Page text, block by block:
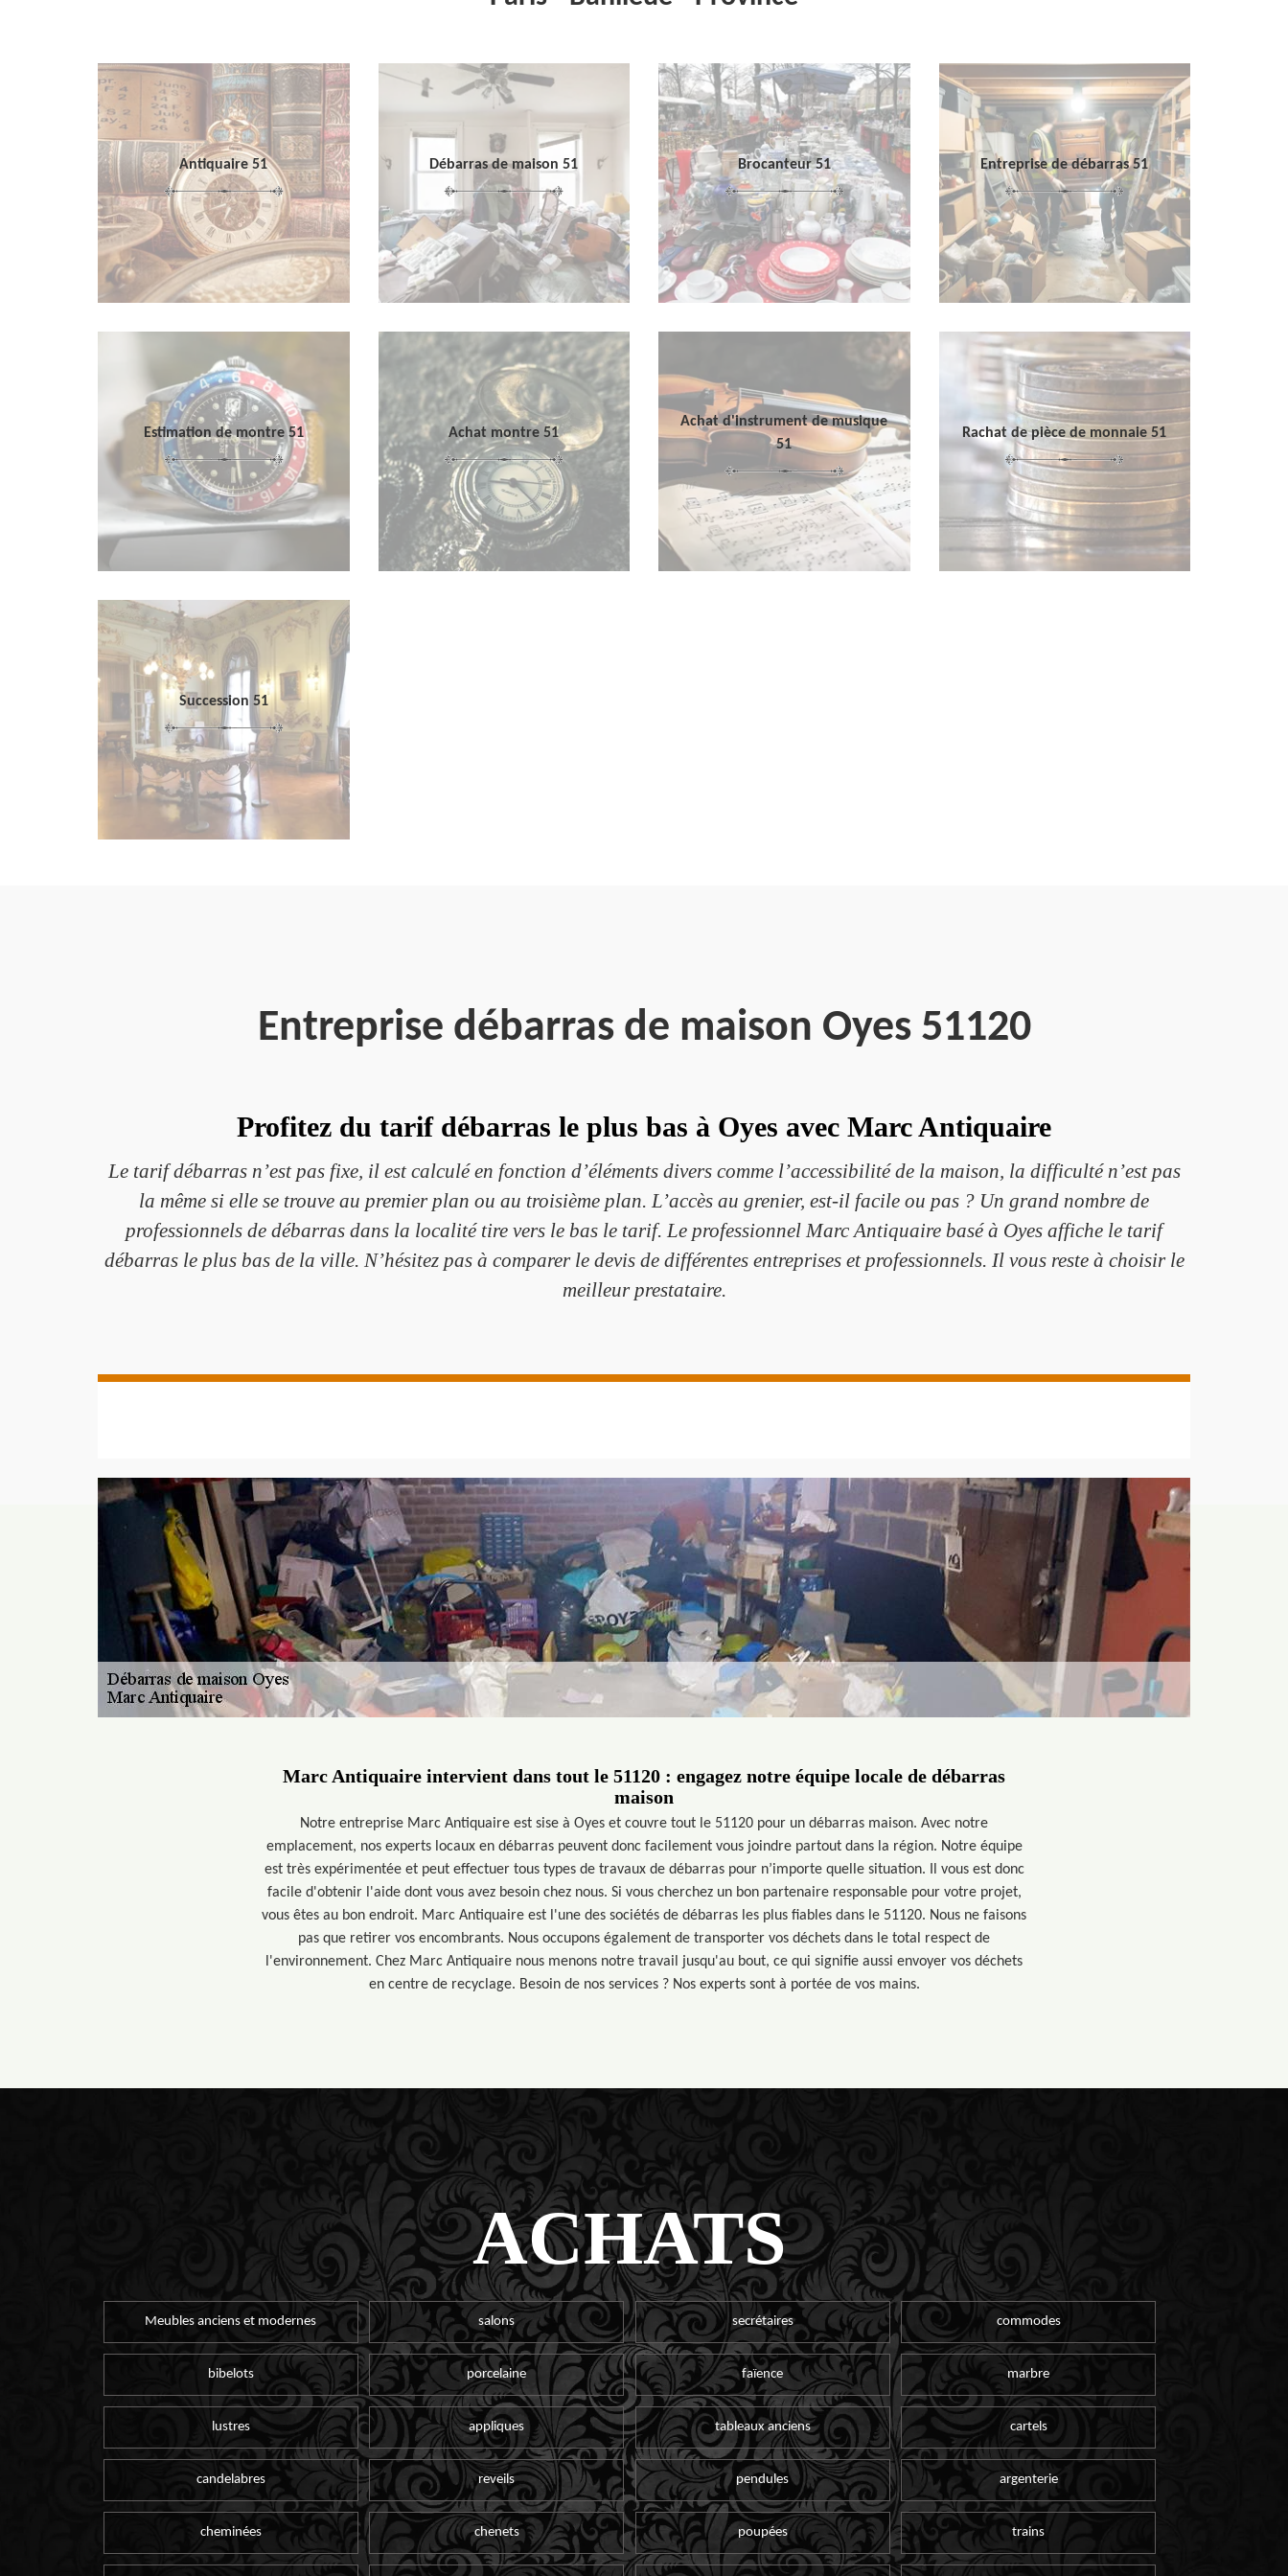
Antiquaire 51 Débarras de maison 51 Brocanteur 51 Entreprise de débarras 51
Estimation de montre 51 Achat montre 51
Achat d'instrument de musique
51
Rachat de pièce de monnaie 51
Succession 51
Entreprise débarras de maison Oyes 51120
Profitez du tarif débarras le plus bas à Oyes avec Marc Antiquaire
Le tarif débarras n’est pas fixe, il est calculé en fonction d’éléments divers comme l’accessibilité de la maison, la difficulté n’est pas
la même si elle se trouve au premier plan ou au troisième plan. L’accès au grenier, est-il facile ou pas ? Un grand nombre de
professionnels de débarras dans la localité tire vers le bas le tarif. Le professionnel Marc Antiquaire basé à Oyes affiche le tarif
débarras le plus bas de la ville. N’hésitez pas à comparer le devis de différentes entreprises et professionnels. Il vous reste à choisir le
meilleur prestataire.
Marc Antiquaire intervient dans tout le 51120 : engagez notre équipe locale de débarras
maison
Notre entreprise Marc Antiquaire est sise à Oyes et couvre tout le 51120 pour un débarras maison. Avec notre
emplacement, nos experts locaux en débarras peuvent donc facilement vous joindre partout dans la région. Notre équipe
est très expérimentée et peut effectuer tous types de travaux de débarras pour n’importe quelle situation. Il vous est donc
facile d'obtenir l'aide dont vous avez besoin chez nous. Si vous cherchez un bon partenaire responsable pour votre projet,
vous êtes au bon endroit. Marc Antiquaire est l'une des sociétés de débarras les plus fiables dans le 51120. Nous ne faisons
pas que retirer vos encombrants. Nous occupons également de transporter vos déchets dans le total respect de
l'environnement. Chez Marc Antiquaire nous menons notre travail jusqu'au bout, ce qui signifie aussi envoyer vos déchets
en centre de recyclage. Besoin de nos services ? Nos experts sont à portée de vos mains.
ACHATS
Meubles anciens et modernes salons secrétaires commodes
bibelots porcelaine faïence marbre
lustres appliques tableaux anciens cartels
candelabres reveils pendules argenterie
cheminées chenets poupées trains